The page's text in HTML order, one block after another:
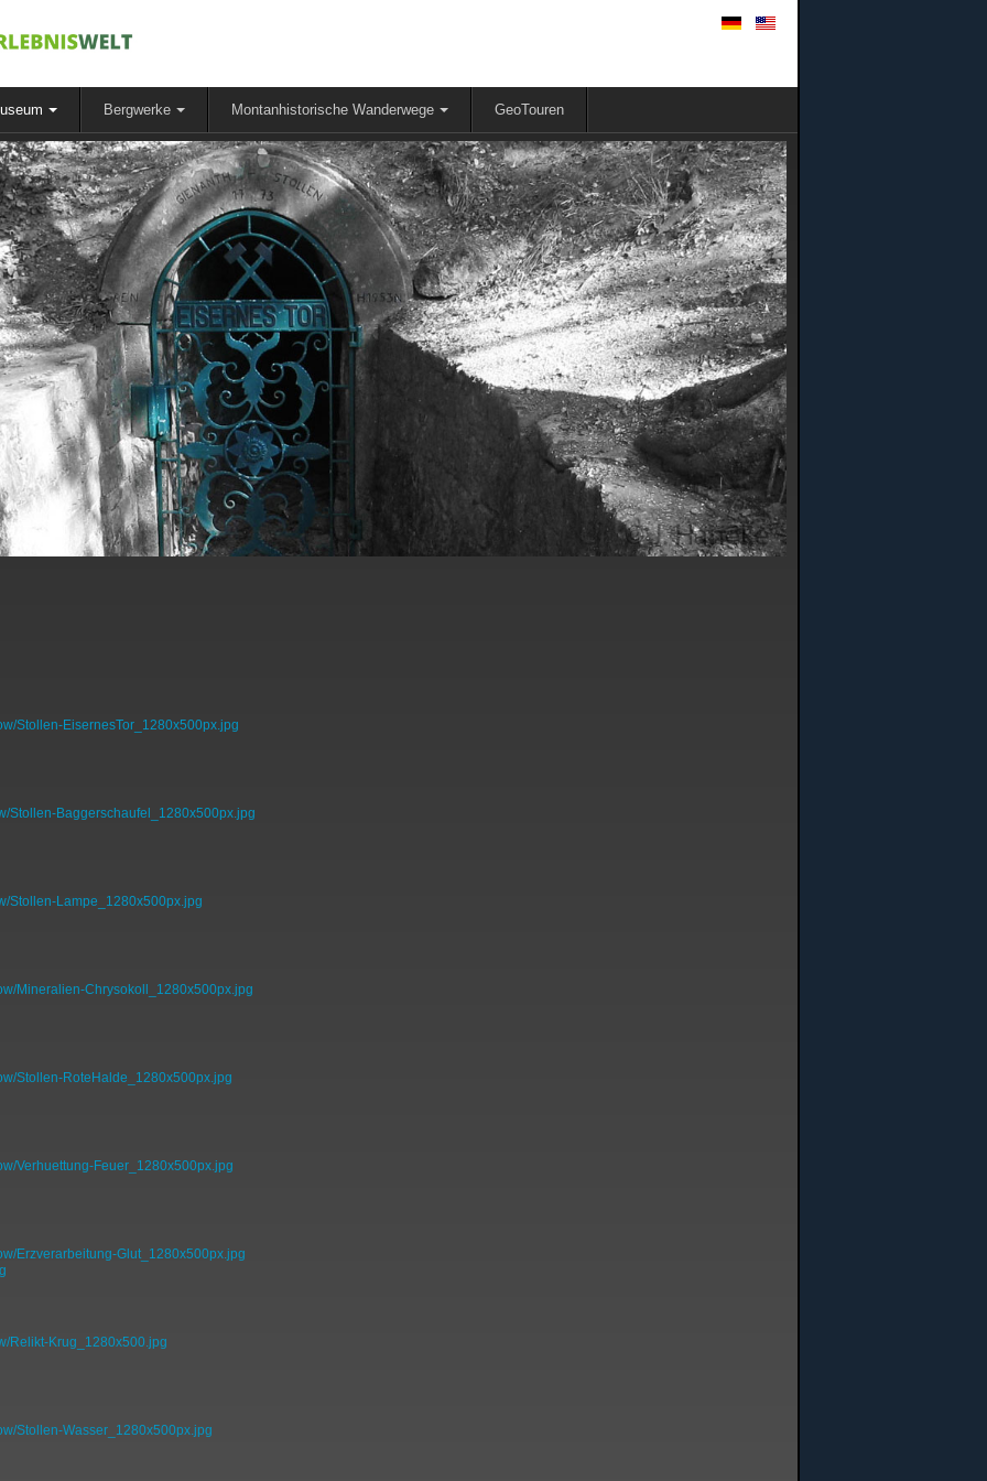
Bergwerke Montanhistorische Wanderwege GeoTouren
Stollen-EisernesTor_1280x500px.jpg
Stollen-Baggerschaufel_1280x500px.jpg
Stollen-Lampe_1280x500px.jpg
Mineralien-Chrysokoll_1280x500px.jpg
Stollen-RoteHalde_1280x500px.jpg
Verhuettung-Feuer_1280x500px.jpg
Erzverarbeitung-Glut_1280x500px.jpg
Relikt-Krug_1280x500.jpg
Stollen-Wasser_1280x500px.jpg